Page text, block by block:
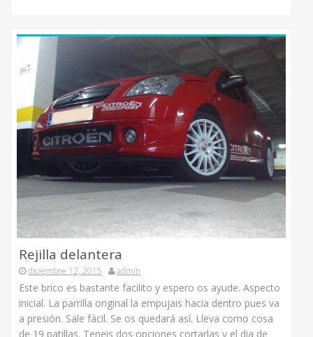
Rejilla delantera
diciembre 12, 2015 admin
Este brico es bastante facilito y espero os ayude. Aspecto
inicial. La parrilla original la empujais hacia dentro pues va
a presión. Sale fácil. Se os quedará así. Lleva como cosa
de 19 patillas. Teneis dos opciones cortarlas y el dia de